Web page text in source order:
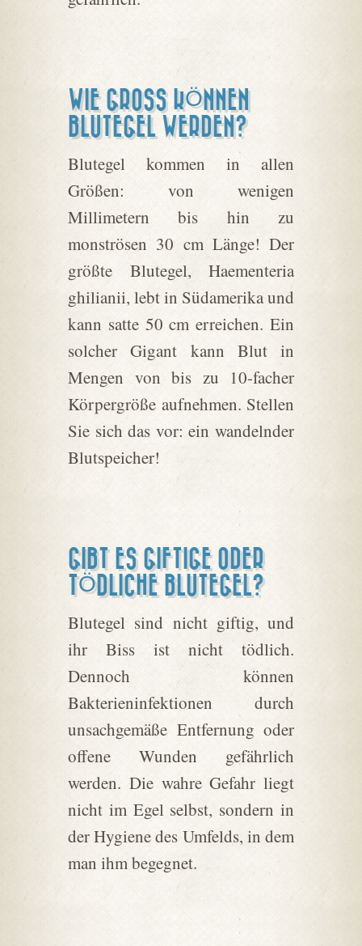
WIE GROSS KÖNNEN B
LUTEGEL WERDEN?
Blutegel kommen in allen
Größen: von wenigen
Millimetern bis hin zu
monströsen 30 cm Länge! Der
größte Blutegel, Haementeria
ghilianii, lebt in Südamerika und
kann satte 50 cm erreichen. Ein
solcher Gigant kann Blut in
Mengen von bis zu 10-facher
Körpergröße aufnehmen. Stellen
Sie sich das vor: ein wandelnder
Blutspeicher!
GIBT ES GIFTIGE ODER
TÖDLICHE BLUTEGEL?
Blutegel sind nicht giftig, und
ihr Biss ist nicht tödlich.
Dennoch können
Bakterieninfektionen durch
unsachgemäße Entfernung oder
offene Wunden gefährlich
werden. Die wahre Gefahr liegt
nicht im Egel selbst, sondern in
der Hygiene des Umfelds, in dem
man ihm begegnet.